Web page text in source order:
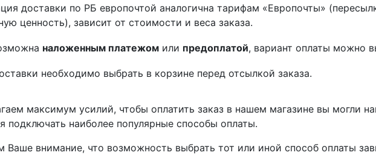
доставки по РБ европочтой аналогична тарифам «Европочты»
ценность), зависит от стоимости и веса заказа.
наложенным платежом или предоплатой, вариант оплаты можно
необходимо выбрать в корзине перед отсылкой заказа.
максимум усилий, чтобы оплатить заказ в нашем магазине вы могли
подключать наиболее популярные способы оплаты.
Ваше внимание, что возможность выбрать тот или иной способ оплаты